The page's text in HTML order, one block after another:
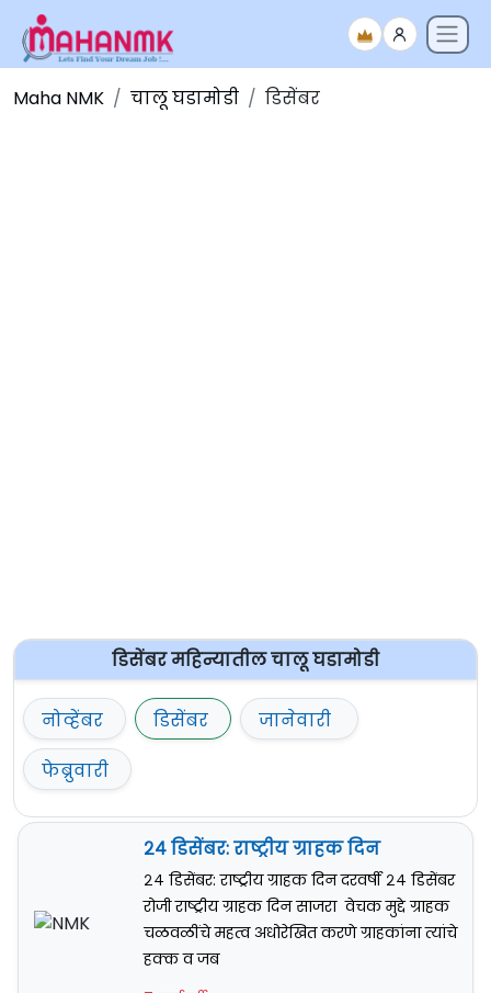
Maha NMK चालू घडामोडी डिसेंबर
डिसेंबर महिन्यातील चालू घडामोडी
नोव्हेंबर डिसेंबर
जानेवारी
फेब्रुवारी
२४ डिसेंबर: राष्ट्रीय ग्राहक दिन
२४ डिसेंबर: राष्ट्रीय ग्राहक दिन दरवर्षी २४ डिसेंबर
रोजी राष्ट्रीय ग्राहक दिन साजरा वेचक मुद्दे ग्राहक
चळवळींचे महत्व अधोरेखित करणे ग्राहकांना त्यांचे
हक्क व जब